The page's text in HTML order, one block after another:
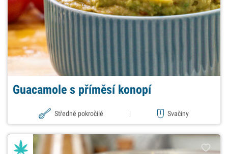
Guacamole s příměsí konopí
Středně pokročilé | Svačiny